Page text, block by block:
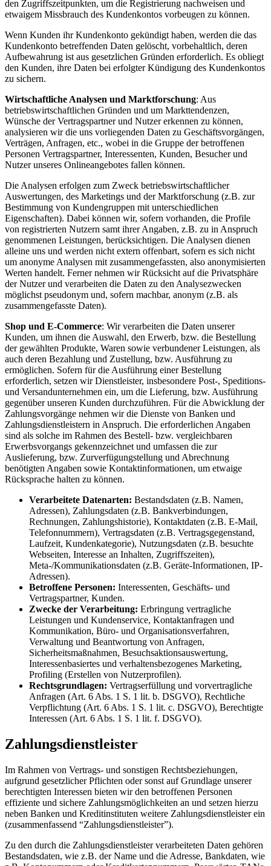
den Zugriffszeitpunkten, um die Registrierung nachweisen und
etwaigem Missbrauch des Kundenkontos vorbeugen zu können.
Wenn Kunden ihr Kundenkonto gekündigt haben, werden die das
Kundenkonto betreffenden Daten gelöscht, vorbehaltlich, deren
Aufbewahrung ist aus gesetzlichen Gründen erforderlich. Es obliegt
den Kunden, ihre Daten bei erfolgter Kündigung des Kundenkontos
zu sichern.
Wirtschaftliche Analysen und Marktforschung: Aus
betriebswirtschaftlichen Gründen und um Markttendenzen,
Wünsche der Vertragspartner und Nutzer erkennen zu können,
analysieren wir die uns vorliegenden Daten zu Geschäftsvorgängen,
Verträgen, Anfragen, etc., wobei in die Gruppe der betroffenen
Personen Vertragspartner, Interessenten, Kunden, Besucher und
Nutzer unseres Onlineangebotes fallen können.
Die Analysen erfolgen zum Zweck betriebswirtschaftlicher
Auswertungen, des Marketings und der Marktforschung (z.B. zur
Bestimmung von Kundengruppen mit unterschiedlichen
Eigenschaften). Dabei können wir, sofern vorhanden, die Profile
von registrierten Nutzern samt ihrer Angaben, z.B. zu in Anspruch
genommenen Leistungen, berücksichtigen. Die Analysen dienen
alleine uns und werden nicht extern offenbart, sofern es sich nicht
um anonyme Analysen mit zusammengefassten, also anonymisierten
Werten handelt. Ferner nehmen wir Rücksicht auf die Privatsphäre
der Nutzer und verarbeiten die Daten zu den Analysezwecken
möglichst pseudonym und, sofern machbar, anonym (z.B. als
zusammengefasste Daten).
Shop und E-Commerce: Wir verarbeiten die Daten unserer
Kunden, um ihnen die Auswahl, den Erwerb, bzw. die Bestellung
der gewählten Produkte, Waren sowie verbundener Leistungen, als
auch deren Bezahlung und Zustellung, bzw. Ausführung zu
ermöglichen. Sofern für die Ausführung einer Bestellung
erforderlich, setzen wir Dienstleister, insbesondere Post-, Speditions-
und Versandunternehmen ein, um die Lieferung, bzw. Ausführung
gegenüber unseren Kunden durchzuführen. Für die Abwicklung der
Zahlungsvorgänge nehmen wir die Dienste von Banken und
Zahlungsdienstleistern in Anspruch. Die erforderlichen Angaben
sind als solche im Rahmen des Bestell- bzw. vergleichbaren
Erwerbsvorgangs gekennzeichnet und umfassen die zur
Auslieferung, bzw. Zurverfügungstellung und Abrechnung
benötigten Angaben sowie Kontaktinformationen, um etwaige
Rücksprache halten zu können.
Verarbeitete Datenarten: Bestandsdaten (z.B. Namen,
Adressen), Zahlungsdaten (z.B. Bankverbindungen,
Rechnungen, Zahlungshistorie), Kontaktdaten (z.B. E-Mail,
Telefonnummern), Vertragsdaten (z.B. Vertragsgegenstand,
Laufzeit, Kundenkategorie), Nutzungsdaten (z.B. besuchte
Webseiten, Interesse an Inhalten, Zugriffszeiten),
Meta-/Kommunikationsdaten (z.B. Geräte-Informationen, IP-
Adressen).
Betroffene Personen: Interessenten, Geschäfts- und
Vertragspartner, Kunden.
Zwecke der Verarbeitung: Erbringung vertragliche
Leistungen und Kundenservice, Kontaktanfragen und
Kommunikation, Büro- und Organisationsverfahren,
Verwaltung und Beantwortung von Anfragen,
Sicherheitsmaßnahmen, Besuchsaktionsauswertung,
Interessenbasiertes und verhaltensbezogenes Marketing,
Profiling (Erstellen von Nutzerprofilen).
Rechtsgrundlagen: Vertragserfüllung und vorvertragliche
Anfragen (Art. 6 Abs. 1 S. 1 lit. b. DSGVO), Rechtliche
Verpflichtung (Art. 6 Abs. 1 S. 1 lit. c. DSGVO), Berechtigte
Interessen (Art. 6 Abs. 1 S. 1 lit. f. DSGVO).
Zahlungsdienstleister
Im Rahmen von Vertrags- und sonstigen Rechtsbeziehungen,
aufgrund gesetzlicher Pflichten oder sonst auf Grundlage unserer
berechtigten Interessen bieten wir den betroffenen Personen
effiziente und sichere Zahlungsmöglichkeiten an und setzen hierzu
neben Banken und Kreditinstituten weitere Zahlungsdienstleister ein
(zusammenfassend “Zahlungsdienstleister”).
Zu den durch die Zahlungsdienstleister verarbeiteten Daten gehören
Bestandsdaten, wie z.B. der Name und die Adresse, Bankdaten, wie